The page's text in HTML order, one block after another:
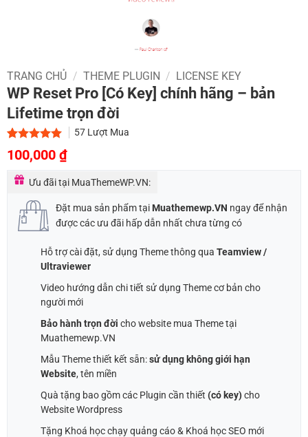
TRANG CHỦ / THEME PLUGIN / LICENSE KEY
WP Reset Pro [Có Key] chính hãng – bản
Lifetime trọn đời
5.00trên 5
dựa trên
1
57Lượt Mua
Giá
gốc
là:
1,000,000 ₫.
100,000 ₫Giá
tại
là:
100,000 ₫.
Ưu đãi tại MuaThemeWP.VN:
Đặt mua sản phẩm tại Muathemewp.VN ngay để nhận
được các ưu đãi hấp dẫn nhất chưa từng có
Hỗ trợ cài đặt, sử dụng Theme thông qua Teamview /
Ultraviewer
Video hướng dẫn chi tiết sử dụng Theme cơ bản cho
người mới
Bảo hành trọn đời cho website mua Theme tại
Muathemewp.VN
Mẫu Theme thiết kết sẵn:sử dụng không giới hạn
Website, tên miền
Quà tặng bao gồm các Plugin cần thiết (có key)cho
Website Wordpress
Tặng Khoá học chạy quảng cáo & Khoá học SEO mới